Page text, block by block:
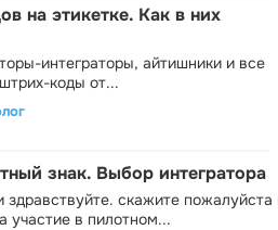
на этикетке. Как в них
интеграторы, айтишники и все
коды от...
знак. Выбор интегратора
скажите пожалуйста
участие в пилотном...